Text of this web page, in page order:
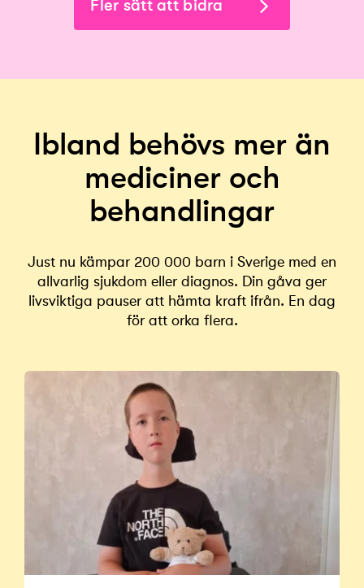
Fler sätt att bidra
Ibland behövs mer än
mediciner och
behandlingar
Just nu kämpar 200 000 barn i Sverige med en
allvarlig sjukdom eller diagnos. Din gåva ger
livsviktiga pauser att hämta kraft ifrån. En dag
för att orka flera.